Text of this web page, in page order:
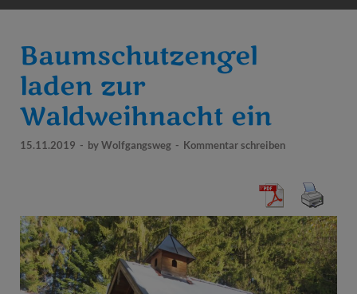
Baumschutzengel
laden zur
Waldweihnacht ein
15.11.2019 - byWolfgangsweg - Kommentar schreiben